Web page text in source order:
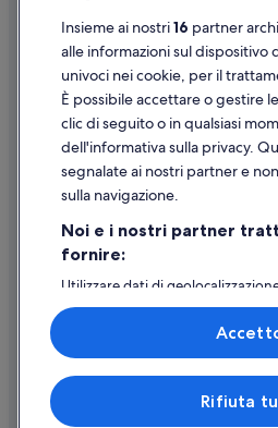
Supporto
Assistenza clienti
Contattaci
Come cancellare un volo
Come modificare la prenotazione di un
Tempistiche per i rimborsi
Utilizzare un coupon Expedia
Documenti per i viaggi internazionali
Expedia, Inc. non è responsabile
© 2026 Expedia, Inc., una società di
Insieme ai nostri16 partner
alle informazioni sul dispositivo
univoci nei cookie, per il
È possibile accettare o gestire
clic di seguito o in qualsiasi
dell'informativa sulla privacy.
segnalate ai nostri partner e
sulla navigazione.
Noi e i nostri partner
fornire:
Utilizzare dati di
delle caratteristiche del
dell’identificazione. Archiviare
e/o accedervi. Pubblicità e
misurazione delle prestazioni dei
annunci, ricerche sul pubblico,
Elenco dei partner (fornitori)
Rifiuta